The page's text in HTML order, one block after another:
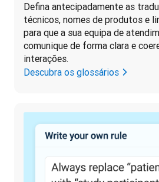
Defina antecipadamente as
técnicos, nomes de produtos e
para que a sua equipa de
comunique de forma clara e
interações.
Descubra os glossários